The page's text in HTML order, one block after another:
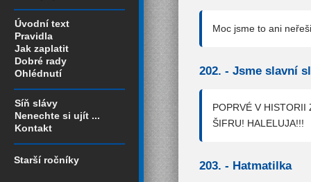
Úvodní text
Pravidla
Jak zaplatit
Dobré rady
Ohlédnutí
Síň slávy
Nenechte si ujít ...
Kontakt
Starší ročníky
Moc jsme to ani
202. - Jsme slavní
POPRVÉ V HISTORII
ŠIFRU! HALELUJA!!!
203. - Hatmatilka